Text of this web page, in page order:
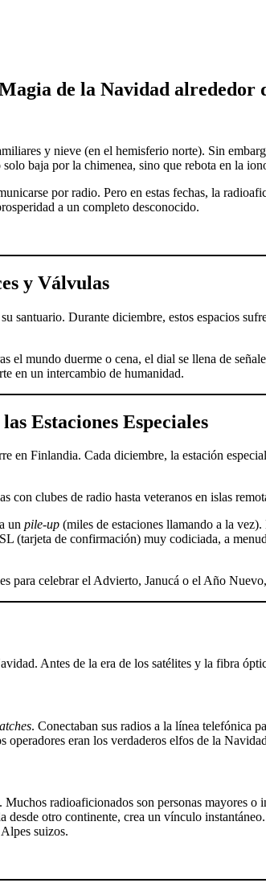
de la Navidad alrededor
y nieve (en el hemisferio norte). Sin
baja por la chimenea, sino que rebota en la
por radio. Pero en estas fechas, la
a un completo desconocido.
y Válvulas
su santuario. Durante diciembre, estos espacios
el mundo duerme o cena, el dial se llena de
en un intercambio de humanidad.
Estaciones Especiales
en Finlandia. Cada diciembre, la estación especial
con clubes de radio hasta veteranos en islas
un pile-up (miles de estaciones llamando a la
(tarjeta de confirmación) muy codiciada, a
para celebrar el Advierto, Janucá o el Año
Antes de la era de los satélites y la fibra
. Conectaban sus radios a la línea telefónica
eran los verdaderos elfos de la
radioaficionados son personas mayores
otro continente, crea un vínculo
suizos.